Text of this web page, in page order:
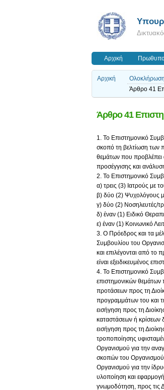
Αρχική
Αρχική
Ολοκλήρωση
Άρθρο 41
Άρθρο 41
1. Το Επιστημονικό
σκοπό τη βελτίωση των
θεμάτων που προβλέπει
προσέγγισης και
2. Το Επιστημονικό
α) τρεις (3) Ιατρούς με
β) δύο (2) Ψυχολόγους
γ) δύο (2) Νοσηλευτές/
δ) έναν (1) Ειδικό
ε) έναν (1) Κοινωνικό
3. Ο Πρόεδρος και τα
Συμβουλίου του
και επιλέγονται από
είναι εξειδικευμένος
4. Το Επιστημονικό
επιστημονικών θεμάτων
προτάσεων προς τη
προγραμμάτων του και
εισήγηση προς τη
καταστάσεων ή κρίσεων
εισήγηση προς τη
τροποποίησης
Οργανισμού για την
σκοπών του Οργανισμού
Οργανισμού για την
υλοποίηση και
γνωμοδότηση, προς τις